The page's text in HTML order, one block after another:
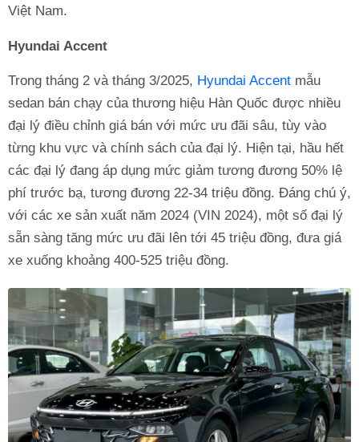
Việt Nam.
Hyundai Accent
Trong tháng 2 và tháng 3/2025, Hyundai Accent mẫu
sedan bán chạy của thương hiệu Hàn Quốc được nhiều
đại lý điều chỉnh giá bán với mức ưu đãi sâu, tùy vào
từng khu vực và chính sách của đại lý. Hiện tại, hầu hết
các đại lý đang áp dụng mức giảm tương đương 50% lệ
phí trước bạ, tương đương 22-34 triệu đồng. Đáng chú ý,
với các xe sản xuất năm 2024 (VIN 2024), một số đại lý
sẵn sàng tăng mức ưu đãi lên tới 45 triệu đồng, đưa giá
xe xuống khoảng 400-525 triệu đồng.